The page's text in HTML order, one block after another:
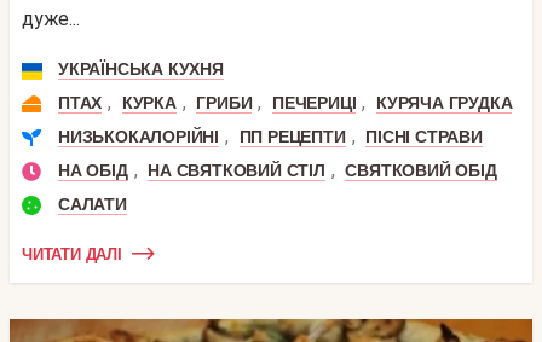
дуже...
УКРАЇНСЬКА КУХНЯ
ПТАХ , КУРКА , ГРИБИ , ПЕЧЕРИЦІ ,
КУРЯЧА ГРУДКА
НИЗЬКОКАЛОРІЙНІ , ПП РЕЦЕПТИ ,
ПІСНІ СТРАВИ
НА ОБІД , НА СВЯТКОВИЙ СТІЛ , СВЯТКОВИЙ ОБІД
САЛАТИ
ЧИТАТИ ДАЛІ